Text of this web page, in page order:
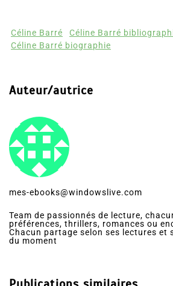
Céline Barré
Céline Barré
Céline Barré biographie
Auteur/autrice
mes-ebooks@windowslive.com
Team de passionnés de lecture,
préférences, thrillers, romances ou
Chacun partage selon ses lectures et
du moment